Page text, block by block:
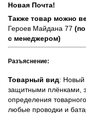
Новая Почта!
Также товар можно
Героев Майдана 77
с менеджером)
Разъяснение:
Товарный вид: Новый
защитными плёнками,
определения
любые проводки и